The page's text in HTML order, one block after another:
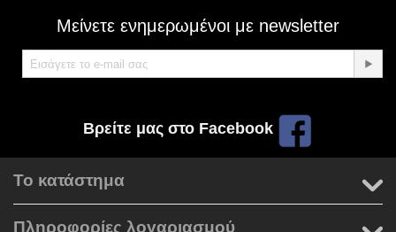
Μείνετε ενημερωμένοι με newsletter
Βρείτε μας στο Facebook
Το κατάστημα
Πληροφορίες λογαριασμού